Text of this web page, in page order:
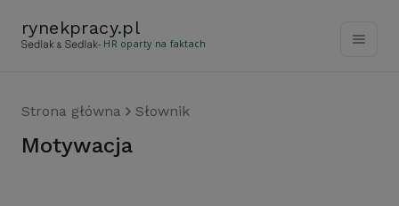
rynekpracy.pl
- HR oparty na faktach
Strona główna Słownik
motywacja